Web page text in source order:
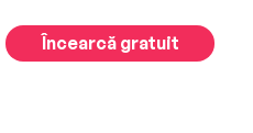
Încearcă gratuit